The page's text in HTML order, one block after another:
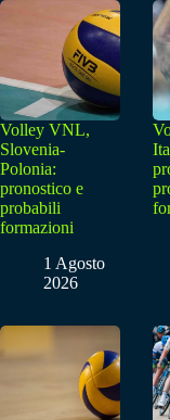
Volley VNL,
Slovenia-
Polonia:
pronostico e
probabili
formazioni
1 Agosto
2026